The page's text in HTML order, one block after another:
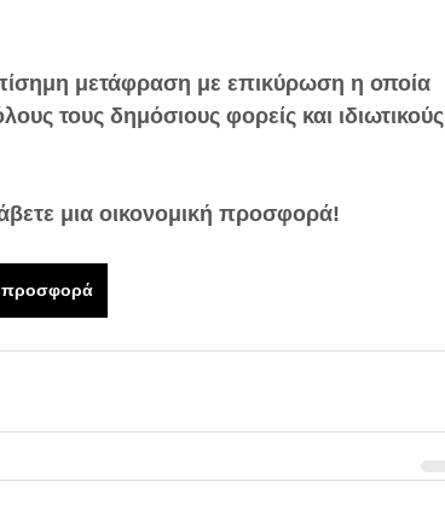
μετάφραση με επικύρωση η οποία
τους δημόσιους φορείς και ιδιωτικούς
μια οικονομική προσφορά!